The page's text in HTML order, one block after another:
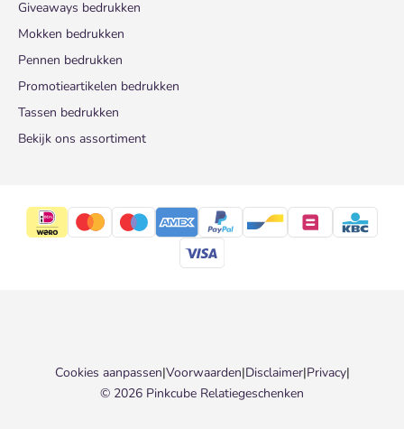
Giveaways bedrukken
Mokken bedrukken
Pennen bedrukken
Promotieartikelen bedrukken
Tassen bedrukken
Bekijk ons assortiment
Cookies aanpassen|Voorwaarden|Disclaimer|Privacy|
© 2026 Pinkcube Relatiegeschenken